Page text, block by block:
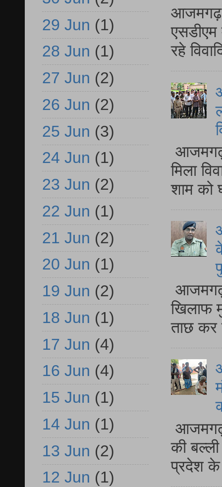
आजमगढ़
एसडीएम
रहे
आजमगढ़
मिला
शाम को
आजमगढ़
खिलाफ
ताछ कर
आजमगढ़
की
प्रदेश
29 Jun (1)
28 Jun (1)
27 Jun (2)
26 Jun (2)
25 Jun (3)
24 Jun (1)
23 Jun (2)
22 Jun (1)
21 Jun (2)
20 Jun (1)
19 Jun (2)
18 Jun (1)
17 Jun (4)
16 Jun (4)
15 Jun (1)
14 Jun (1)
13 Jun (2)
12 Jun (1)